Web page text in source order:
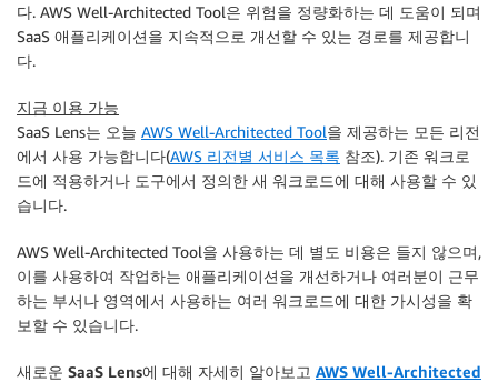
다. AWS Well-Architected Tool은 위험을 정량화하는 데 도움이 되며
SaaS 애플리케이션을 지속적으로 개선할 수 있는 경로를 제공합니
다.
지금 이용 가능
SaaS Lens는 오늘 AWS Well-Architected Tool을 제공하는 모든 리전
에서 사용 가능합니다(AWS 리전별 서비스 목록 참조). 기존 워크로
드에 적용하거나 도구에서 정의한 새 워크로드에 대해 사용할 수 있
습니다.
AWS Well-Architected Tool을 사용하는 데 별도 비용은 들지 않으며,
이를 사용하여 작업하는 애플리케이션을 개선하거나 여러분이 근무
하는 부서나 영역에서 사용하는 여러 워크로드에 대한 가시성을 확
보할 수 있습니다.
새로운 SaaS Lens에 대해 자세히 알아보고 AWS Well-Architected